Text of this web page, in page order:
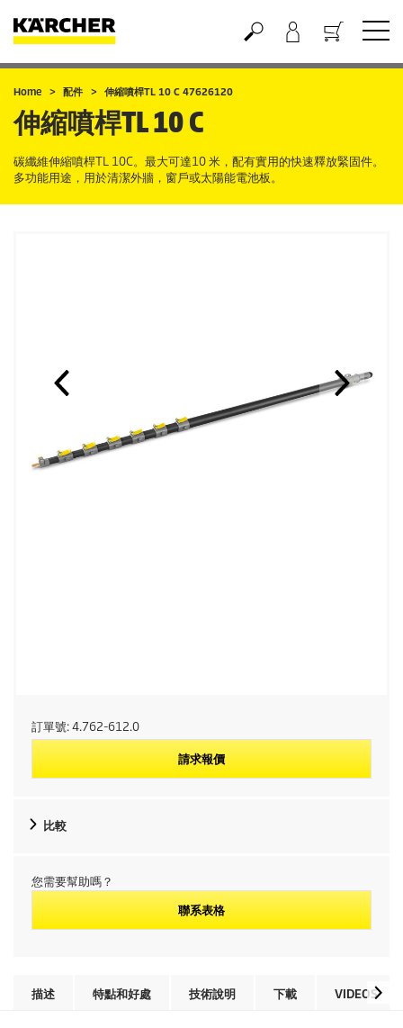
購物車
Home 配件 伸縮噴桿TL 10 C 47626120
伸縮噴桿TL 10 C
碳纖維伸縮噴桿TL 10C。最大可達10 米，配有實用的快速釋放緊固件。
多功能用途，用於清潔外牆，窗戶或太陽能電池板。
訂單號:4.762-612.0
請求報價
比較
您需要幫助嗎？
聯系表格
描述 特點和好處 技術說明 下載 VIDEOS